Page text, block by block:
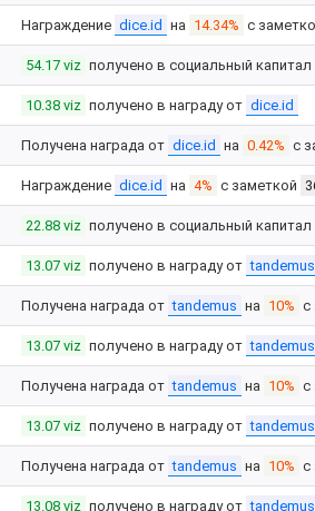
Награждение dice.id на 14.34% с
54.17 viz получено в социальный
10.38 viz получено в награду от dice.id
Получена награда от dice.id на 0.42% с
Награждение dice.id на 4% с заметкой
22.88 viz получено в социальный
13.07 viz получено в награду от tandemus
Получена награда от tandemus на 10% с
13.07 viz получено в награду от tandemus
Получена награда от tandemus на 10% с
13.07 viz получено в награду от tandemus
Получена награда от tandemus на 10% с
13.08 viz получено в награду от tandemus